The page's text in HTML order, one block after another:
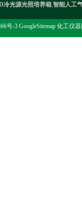
冷光源光照培养箱,智能人工
号-3 GoogleSitemap 化工仪